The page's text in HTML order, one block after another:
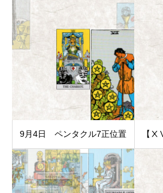
9月4日 ペンタクル7正位置 【